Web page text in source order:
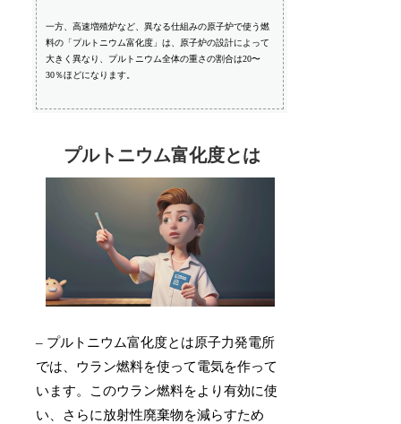
一方、高速増殖炉など、異なる仕組みの原子炉で使う燃
料の「プルトニウム富化度」は、原子炉の設計によって
大きく異なり、プルトニウム全体の重さの割合は20〜
30％ほどになります。
プルトニウム富化度とは
– プルトニウム富化度とは原子力発電所
では、ウラン燃料を使って電気を作って
います。このウラン燃料をより有効に使
い、さらに放射性廃棄物を減らすため